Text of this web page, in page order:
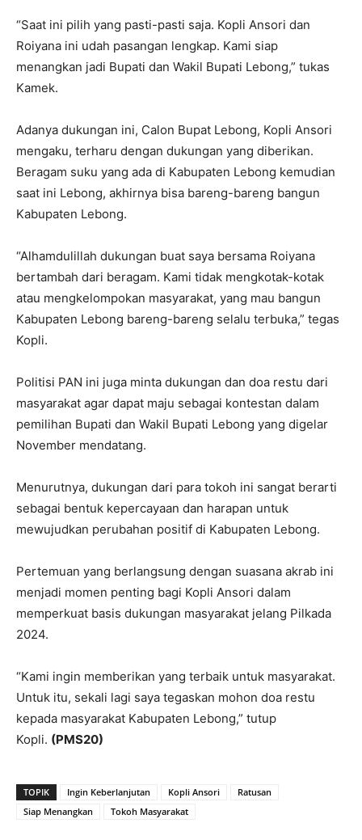
“Saat ini pilih yang pasti-pasti saja. Kopli Ansori dan
Roiyana ini udah pasangan lengkap. Kami siap
menangkan jadi Bupati dan Wakil Bupati Lebong,” tukas
Kamek.
Adanya dukungan ini, Calon Bupat Lebong, Kopli Ansori
mengaku, terharu dengan dukungan yang diberikan.
Beragam suku yang ada di Kabupaten Lebong kemudian
saat ini Lebong, akhirnya bisa bareng-bareng bangun
Kabupaten Lebong.
“Alhamdulillah dukungan buat saya bersama Roiyana
bertambah dari beragam. Kami tidak mengkotak-kotak
atau mengkelompokan masyarakat, yang mau bangun
Kabupaten Lebong bareng-bareng selalu terbuka,” tegas
Kopli.
Politisi PAN ini juga minta dukungan dan doa restu dari
masyarakat agar dapat maju sebagai kontestan dalam
pemilihan Bupati dan Wakil Bupati Lebong yang digelar
November mendatang.
Menurutnya, dukungan dari para tokoh ini sangat berarti
sebagai bentuk kepercayaan dan harapan untuk
mewujudkan perubahan positif di Kabupaten Lebong.
Pertemuan yang berlangsung dengan suasana akrab ini
menjadi momen penting bagi Kopli Ansori dalam
memperkuat basis dukungan masyarakat jelang Pilkada
2024.
“Kami ingin memberikan yang terbaik untuk masyarakat.
Untuk itu, sekali lagi saya tegaskan mohon doa restu
kepada masyarakat Kabupaten Lebong,” tutup
Kopli. (PMS20)
TOPIK Ingin Keberlanjutan Kopli Ansori
Ratusan
Siap Menangkan
Tokoh Masyarakat